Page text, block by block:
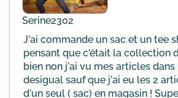
Serine2302
J'ai commande un sac et un tee
pensant que c'était la collection
bien non j'ai vu mes articles
desigual sauf que j'ai eu les 2
d'un seul ( sac) en magasin !